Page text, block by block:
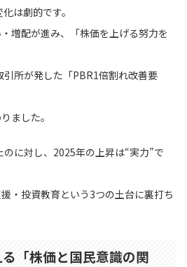
は劇的です。
増配が進み、「株価を上げる努力を
所が発した「PBR1倍割れ改善要
ました。
に対し、2025年の上昇は“実力”で
・投資教育という3つの土台に裏打ち
「株価と国民意識の関